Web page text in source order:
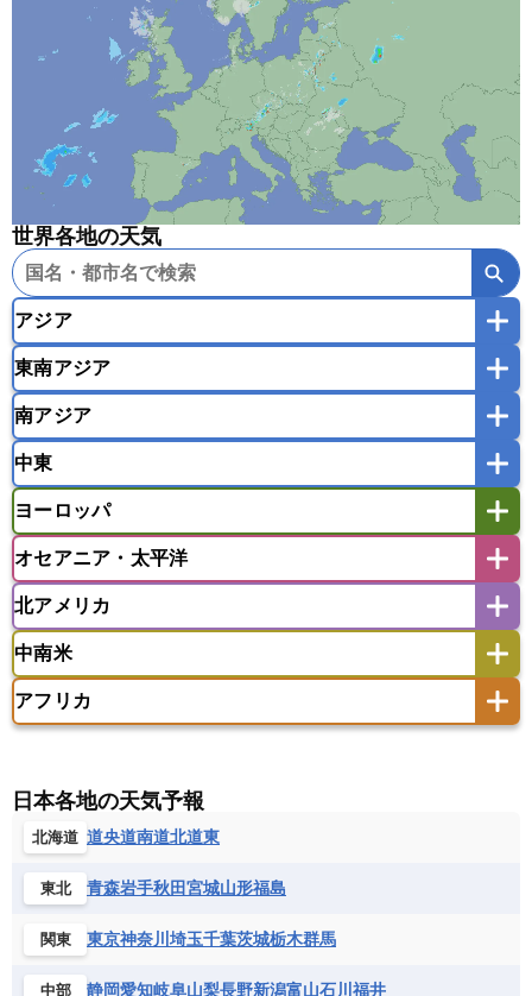
世界各地の天気
アジア
韓国
モンゴル
東南アジア
インドネシア
マレーシア
ミャンマー
ラオス人民民主共和国
東ティモール民主共和国
南アジア
バングラデシュ
モルディブ
中東
アフガニスタン
イスラエル
ウズベキスタン
オマーン
カザフスタン
カタール
キプロス
キルギス
タジキスタン
バーレーン
ヨルダン レバノン
ヨーロッパ
アイスランド
アゼルバイジャン
イギリス
イタリア
ウクライナ
エストニア
オランダ
オーストリア
ギリシャ
スロバキア
スロベニア共和国
チェコ
デンマーク
フランス
ベルギー
ボスニア・ヘルツェゴビナ
オセアニア・太平洋
アメリカ領サモア
サモア独立国
ソロモン諸島
タヒチ
ツバル
トンガ ナウル共和国
ニウエ
バヌアツ
パプアニューギニア
ワリス・フテュナ
北アメリカ
バーミューダ諸島
中南米
アメリカ領バージン諸島
キューバ
グアテマラ
グレナダ
ケイマン諸島
コロンビア
ジャマイカ
セントクリストファー・ネービス
セントビンセント及びグレナディーン諸島
セントルシア
チリ トリニダード・トバゴ
アフリカ
エジプト
エスワティニ王国
エリトリア国
カメルーン
ギニアビサウ共和国
ケニア
コンゴ共和国
コンゴ民主共和国
コートジボワール
日本各地の天気予報
北海道 道央道南道北道東
東北 青森岩手秋田宮城山形福島
関東 東京神奈川 埼玉千葉茨城栃木群馬
中部 静岡愛知岐阜山梨長野新潟富山石川 福井